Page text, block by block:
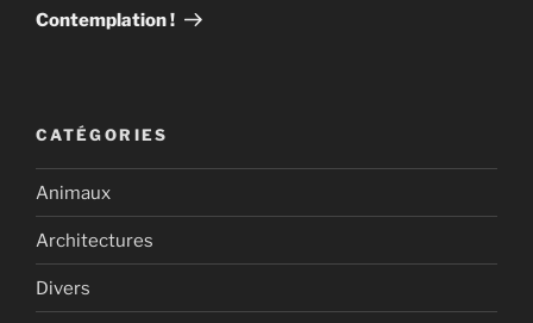
suivant
Contemplation !
CATÉGORIES
Animaux
Architectures
Divers